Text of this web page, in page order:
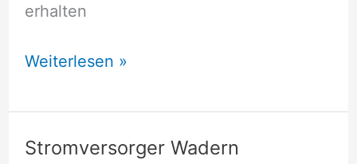
erhalten
Stromversorger
Siersburg
Weiterlesen »
Stromversorger Wadern